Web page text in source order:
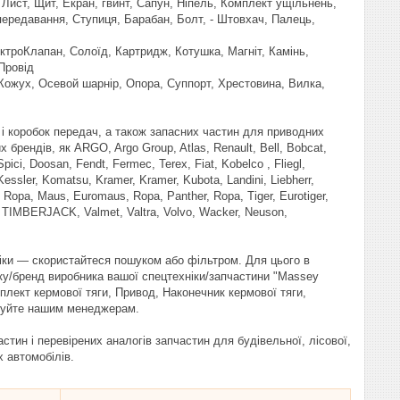
Щит, Екран, гвинт, Сапун, Ніпель, Комплект ущільнень,
Ступиця, Барабан, Болт, - Штовхач, Палець,
Солоїд, Картридж, Котушка, Магніт, Камінь,
Осевой шарнір, Опора, Суппорт, Хрестовина, Вилка,
коробок передач, а також запасних частин для приводних
брендів, як ARGO, Argo Group, Atlas, Renault, Bell, Bobcat,
Doosan, Fendt, Fermec, Terex, Fiat, Kobelco , Fliegl,
Komatsu, Kramer, Kramer, Kubota, Landini, Liebherr,
Maus, Euromaus, Ropa, Panther, Ropa, Tiger, Eurotiger,
Valmet, Valtra, Volvo, Wacker, Neuson,
— скористайтеся пошуком або фільтром. Для цього в
бренд виробника вашої спецтехніки/запчастини "Massey
кермової тяги, Привод, Наконечник кермової тяги,
нашим менеджерам.
і перевірених аналогів запчастин для будівельної, лісової,
автомобілів.